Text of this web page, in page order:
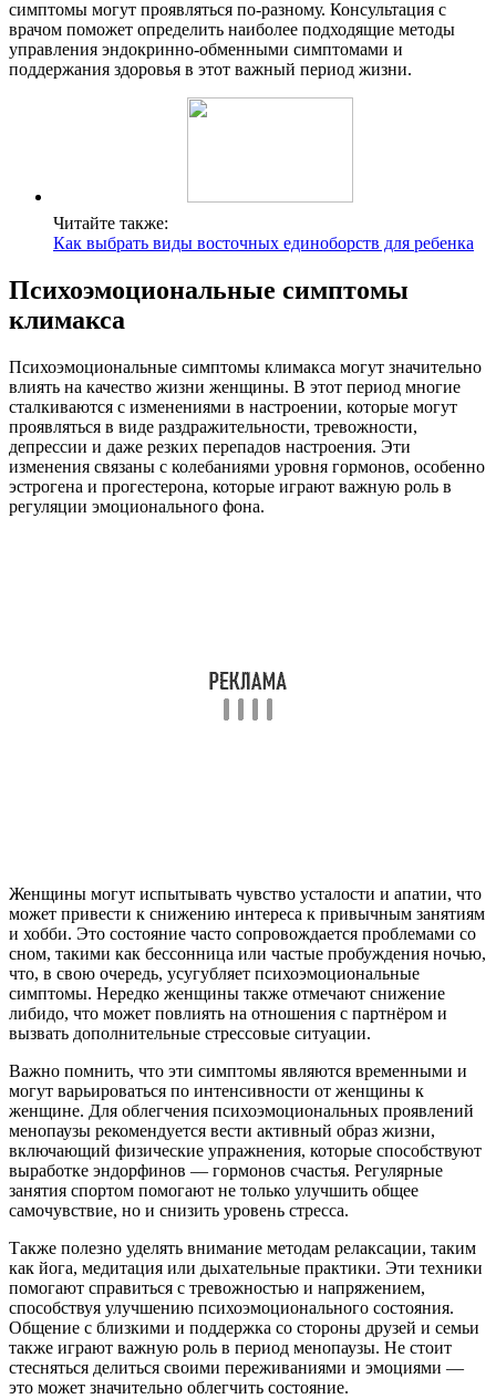
симптомы могут проявляться по-разному. Консультация с
врачом поможет определить наиболее подходящие методы
управления эндокринно-обменными симптомами и
поддержания здоровья в этот важный период жизни.
Читайте также:
Как выбрать виды восточных единоборств для ребенка
Психоэмоциональные симптомы
климакса
Психоэмоциональные симптомы климакса могут значительно
влиять на качество жизни женщины. В этот период многие
сталкиваются с изменениями в настроении, которые могут
проявляться в виде раздражительности, тревожности,
депрессии и даже резких перепадов настроения. Эти
изменения связаны с колебаниями уровня гормонов, особенно
эстрогена и прогестерона, которые играют важную роль в
регуляции эмоционального фона.
Женщины могут испытывать чувство усталости и апатии, что
может привести к снижению интереса к привычным занятиям
и хобби. Это состояние часто сопровождается проблемами со
сном, такими как бессонница или частые пробуждения ночью,
что, в свою очередь, усугубляет психоэмоциональные
симптомы. Нередко женщины также отмечают снижение
либидо, что может повлиять на отношения с партнёром и
вызвать дополнительные стрессовые ситуации.
Важно помнить, что эти симптомы являются временными и
могут варьироваться по интенсивности от женщины к
женщине. Для облегчения психоэмоциональных проявлений
менопаузы рекомендуется вести активный образ жизни,
включающий физические упражнения, которые способствуют
выработке эндорфинов — гормонов счастья. Регулярные
занятия спортом помогают не только улучшить общее
самочувствие, но и снизить уровень стресса.
Также полезно уделять внимание методам релаксации, таким
как йога, медитация или дыхательные практики. Эти техники
помогают справиться с тревожностью и напряжением,
способствуя улучшению психоэмоционального состояния.
Общение с близкими и поддержка со стороны друзей и семьи
также играют важную роль в период менопаузы. Не стоит
стесняться делиться своими переживаниями и эмоциями —
это может значительно облегчить состояние.